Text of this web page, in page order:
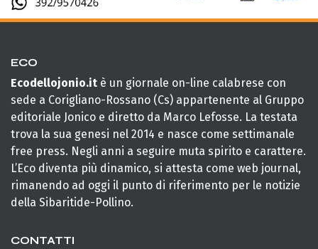
ECO
Ecodellojonio.it è un giornale on-line calabrese con
sede a Corigliano-Rossano (Cs) appartenente al Gruppo
editoriale Jonico e diretto da Marco Lefosse. La testata
trova la sua genesi nel 2014 e nasce come settimanale
free press. Negli anni a seguire muta spirito e carattere.
L’Eco diventa più dinamico, si attesta come web journal,
rimanendo ad oggi il punto di riferimento per le notizie
della Sibaritide-Pollino.
CONTATTI